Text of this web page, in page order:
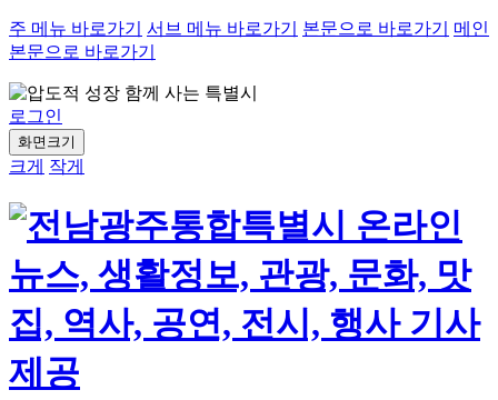
주 메뉴 바로가기 서브 메뉴 바로가기 본문으로 바로가기
메인
본문으로 바로가기
로그인
화면크기
크게 작게